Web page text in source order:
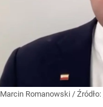
Marcin Romanowski / Źródło: